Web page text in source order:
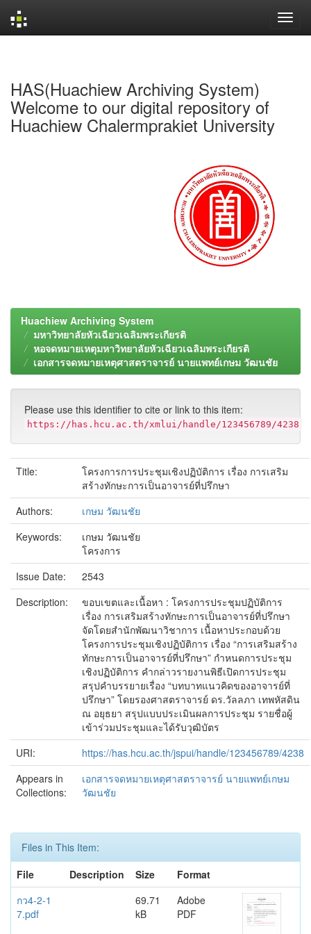
HAS(Huachiew Archiving System)
Welcome to our digital repository of
Huachiew Chalermprakiet University
Huachiew Archiving System
มหาวิทยาลัยหัวเฉียวเฉลิมพระเกียรติ
หอจดหมายเหตุมหาวิทยาลัยหัวเฉียวเฉลิมพระเกียรติ
เอกสารจดหมายเหตุศาสตราจารย์ นายแพทย์เกษม วัฒนชัย
Please use this identifier to cite or link to this item:
https://has.hcu.ac.th/xmlui/handle/123456789/4238
Title:
โครงการการประชุมเชิงปฏิบัติการ เรื่อง การเสริม
สร้างทักษะการเป็นอาจารย์ที่ปรึกษา
Authors:
เกษม วัฒนชัย
Keywords:
เกษม วัฒนชัย
โครงการ
Issue Date:
2543
Description:
ขอบเขตและเนื้อหา : โครงการประชุมปฏิบัติการ
เรื่อง การเสริมสร้างทักษะการเป็นอาจารย์ที่ปรึกษา
จัดโดยสำนักพัฒนาวิชาการ เนื้อหาประกอบด้วย
โครงการประชุมเชิงปฏิบัติการ เรื่อง “การเสริมสร้าง
ทักษะการเป็นอาจารย์ที่ปรึกษา” กำหนดการประชุม
เชิงปฏิบัติการ คำกล่าวรายงานพิธีเปิดการประชุม
สรุปคำบรรยายเรื่อง “บทบาทแนวคิดของอาจารย์ที่
ปรึกษา” โดยรองศาสตราจารย์ ดร.วัลลภา เทพหัสดิน
ณ อยุธยา สรุปแบบประเมินผลการประชุม รายชื่อผู้
เข้าร่วมประชุมและได้รับวุฒิบัตร
URI:
https://has.hcu.ac.th/jspui/handle/123456789/4238
Appears in
Collections:
เอกสารจดหมายเหตุศาสตราจารย์ นายแพทย์เกษม
วัฒนชัย
Files in This Item:
File
Description Size
Format
กว4-2-1
7.pdf
69.71
kB
Adobe
PDF